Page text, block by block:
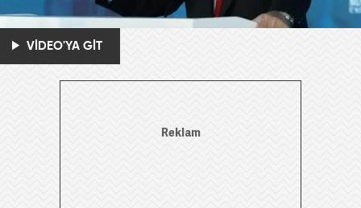
VİDEO'YA GİT